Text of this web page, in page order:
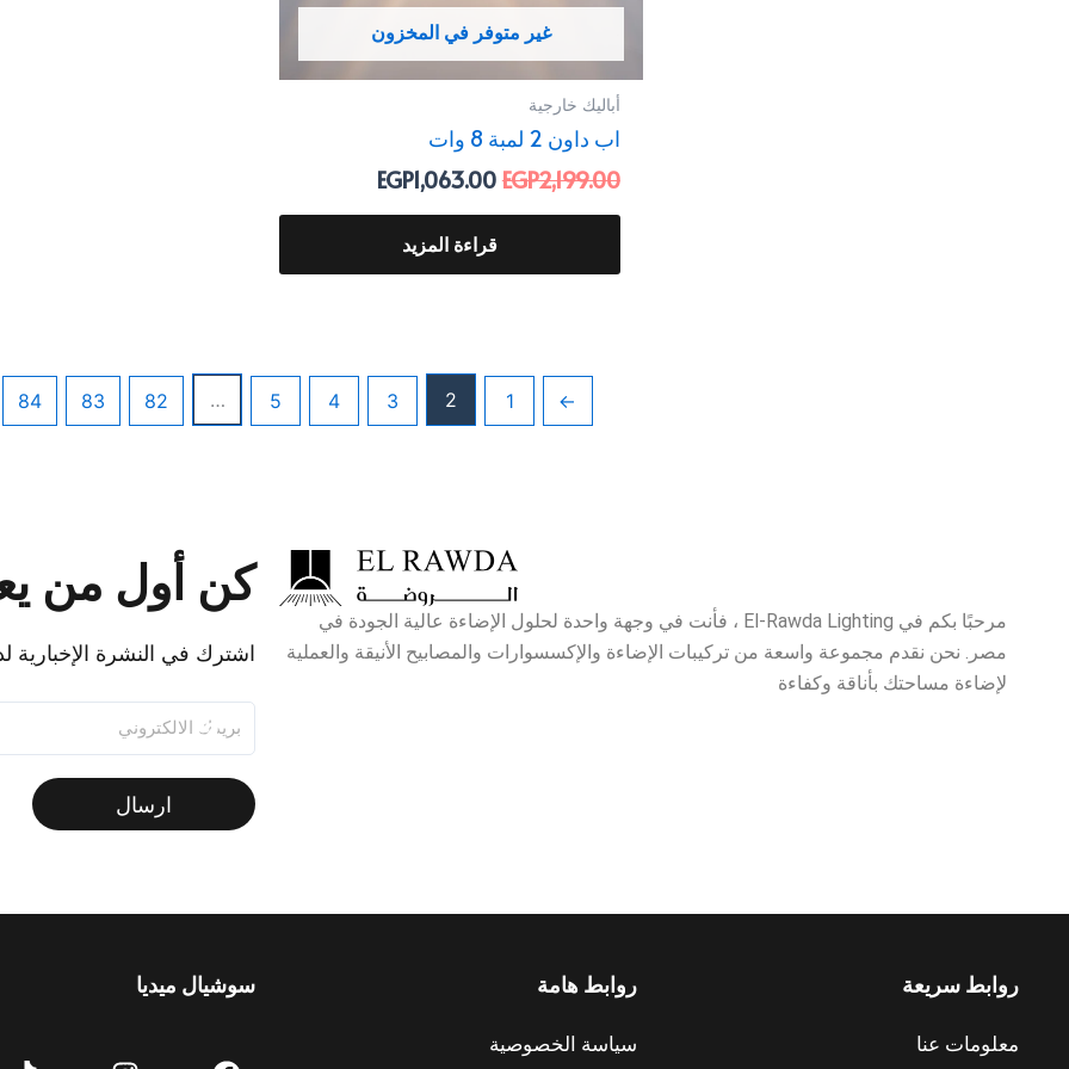
غير متوفر في المخزون
أباليك خارجية
اب داون 2 لمبة 8 وات
EGP2,199.00
EGP1,063.00
قراءة المزيد
→
1
2
3
4
5
…
82
83
84
مرحبًا بكم في El-Rawda Lighting ، فأنت في وجهة واحدة لحلول الإضاءة عالية الجودة في
مصر. نحن نقدم مجموعة واسعة من تركيبات الإضاءة والإكسسوارات والمصابيح الأنيقة والعملية
لإضاءة مساحتك بأناقة وكفاءة
كن أول من
اشترك في النشرة الإخبارية
ارسال
روابط سريعة
معلومات عنا
روابط هامة
سياسة الخصوصية
سوشيال ميديا
a
n
i